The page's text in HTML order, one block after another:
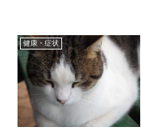
健康・症状